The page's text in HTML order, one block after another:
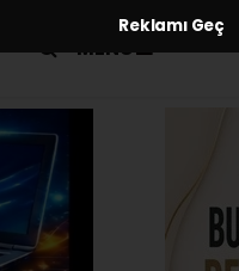
Reklamı Geç
MENÜ